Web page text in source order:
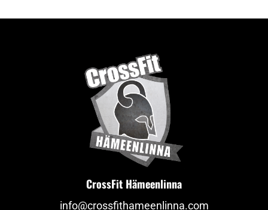
CrossFit Hämeenlinna
info@crossfithameenlinna.com